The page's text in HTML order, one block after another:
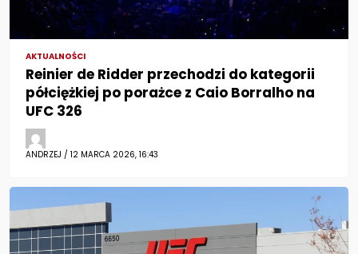
AKTUALNOŚCI
Reinier de Ridder przechodzi do kategorii
półciężkiej po porażce z Caio Borralho na
UFC 326
ANDRZEJ / 12 MARCA 2026, 16:43